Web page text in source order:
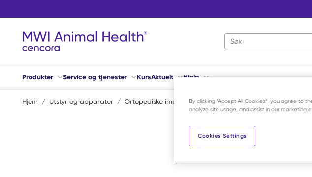
Nettstedsøk
Produkter Service og tjenester KursAktuelt Hjelp
Hjem / Utstyr og apparater / Ortopediske implantater / Plater / 2,7/3,5 CPA plate m
By clicking “Accept All Cookies”, you agree to
analyze site usage, and assist in our marketing
Cookies Settings